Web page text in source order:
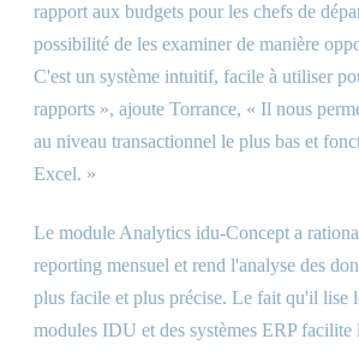
rapport aux budgets pour les chefs de
possibilité de les examiner de manière
C'est un système intuitif, facile à utiliser
rapports », ajoute Torrance, « Il nous
au niveau transactionnel le plus bas et
Excel. »
Le module Analytics idu-Concept a
reporting mensuel et rend l'analyse des
plus facile et plus précise. Le fait qu'il lise
modules IDU et des systèmes ERP facilite